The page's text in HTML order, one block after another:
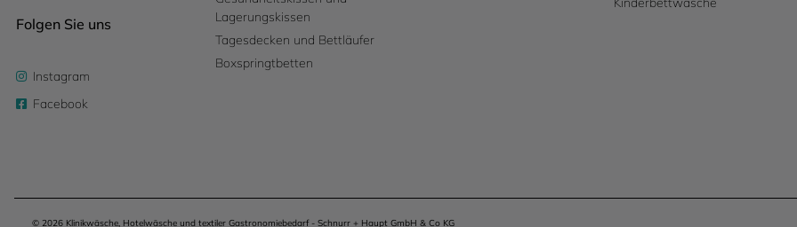
Folgen Sie uns
Instagram
Facebook
Lagerungskissen
Tagesdecken und Bettläufer
Boxspringtbetten
© 2026 Klinikwäsche, Hotelwäsche und textiler Gastronomiebedarf - Schnurr + Haupt GmbH & Co KG